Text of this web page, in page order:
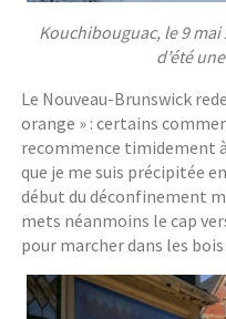
Kouchibouguac, le 9 mai
d’été
Le Nouveau-Brunswick
orange » : certains
recommence timidement
que je me suis précipitée
début du déconfinement
mets néanmoins le cap
pour marcher dans les